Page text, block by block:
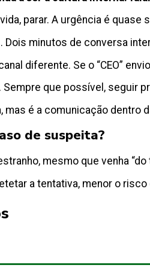
parar. A urgência é quase
Dois minutos de conversa
diferente. Se o “CEO”
Sempre que possível, seguir
mas é a comunicação dentro
de suspeita?
mesmo que venha
a tentativa, menor o